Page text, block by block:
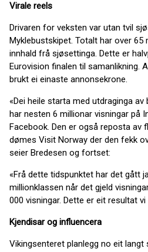
Virale reels
Drivaren for veksten var utan tvil
Myklebustskipet. Totalt har over
innhald frå sjøsettinga. Dette er
Eurovision finalen til samanlikning.
brukt ei einaste annonsekrone.
«Dei heile starta med utdraginga av
har nesten 6 millionar visningar på
Facebook. Den er også reposta av
dømes Visit Norway der den fekk
seier Bredesen og fortset:
«Frå dette tidspunktet har det gått
millionklassen når det gjeld
000 visningar. Dette er eit resultat
Kjendisar og influencera
Vikingsenteret planlegg no eit langt